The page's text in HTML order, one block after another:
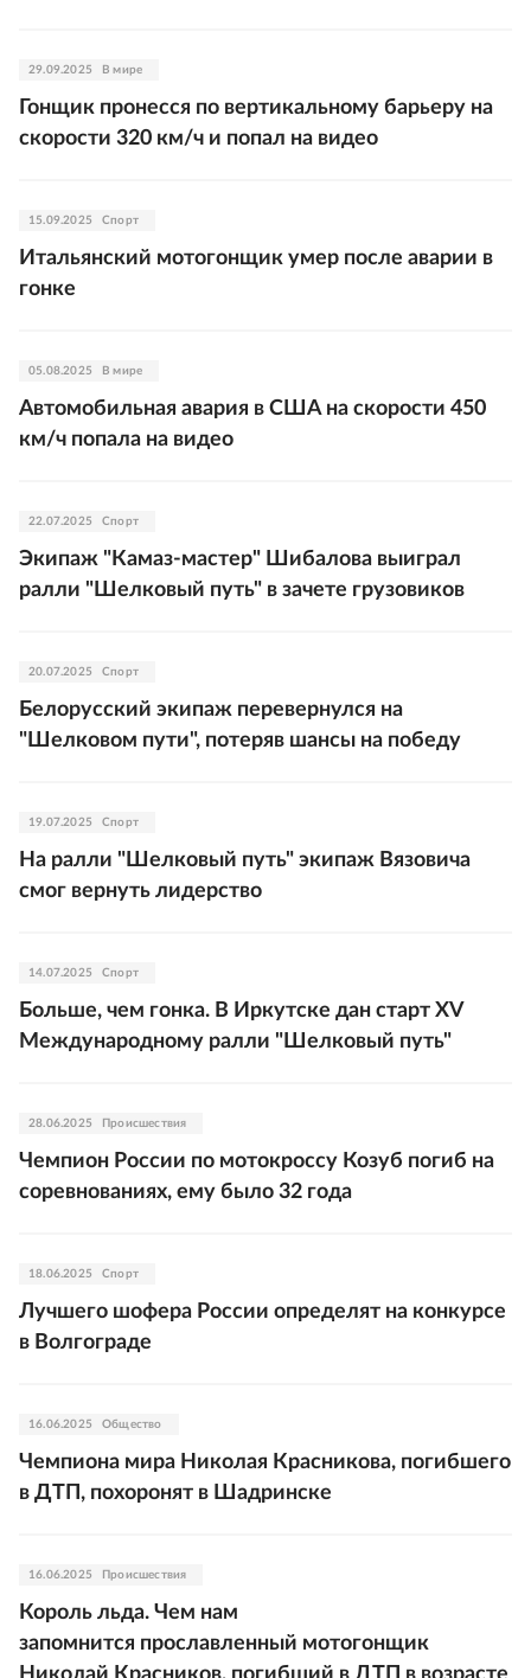
29.09.2025 В мире
Гонщик пронесся по вертикальному барьеру на
скорости 320 км/ч и попал на видео
15.09.2025 Спорт
Итальянский мотогонщик умер после аварии в
гонке
05.08.2025 В мире
Автомобильная авария в США на скорости 450
км/ч попала на видео
22.07.2025 Спорт
Экипаж "Камаз-мастер" Шибалова выиграл
ралли "Шелковый путь" в зачете грузовиков
20.07.2025 Спорт
Белорусский экипаж перевернулся на
"Шелковом пути", потеряв шансы на победу
19.07.2025 Спорт
На ралли "Шелковый путь" экипаж Вязовича
смог вернуть лидерство
14.07.2025 Спорт
Больше, чем гонка. В Иркутске дан старт XV
Международному ралли "Шелковый путь"
28.06.2025 Происшествия
Чемпион России по мотокроссу Козуб погиб на
соревнованиях, ему было 32 года
18.06.2025 Спорт
Лучшего шофера России определят на конкурсе
в Волгограде
16.06.2025 Общество
Чемпиона мира Николая Красникова, погибшего
в ДТП, похоронят в Шадринске
16.06.2025 Происшествия
Король льда. Чем нам
запомнится прославленный мотогонщик